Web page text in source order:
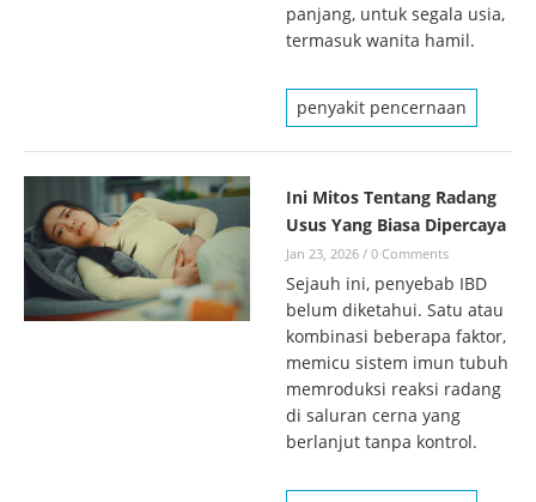
panjang, untuk segala usia,
termasuk wanita hamil.
penyakit pencernaan
Ini Mitos Tentang Radang
Usus Yang Biasa Dipercaya
Jan 23, 2026 / 0 Comments
Sejauh ini, penyebab IBD
belum diketahui. Satu atau
kombinasi beberapa faktor,
memicu sistem imun tubuh
memroduksi reaksi radang
di saluran cerna yang
berlanjut tanpa kontrol.